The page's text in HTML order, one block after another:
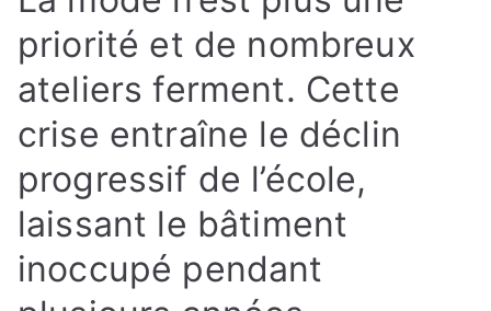
priorité et de nombreux
ateliers ferment. Cette
crise entraîne le déclin
progressif de l’école,
laissant le bâtiment
inoccupé pendant